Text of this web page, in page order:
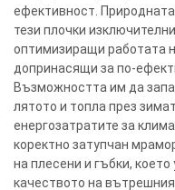
ефективност.
тези плочки
оптимизиращи работата
допринасящи за по-
Възможността им да
лятото и топла през
енергозатратите за
коректно затупчан
на плесени и гъбки,
качеството на